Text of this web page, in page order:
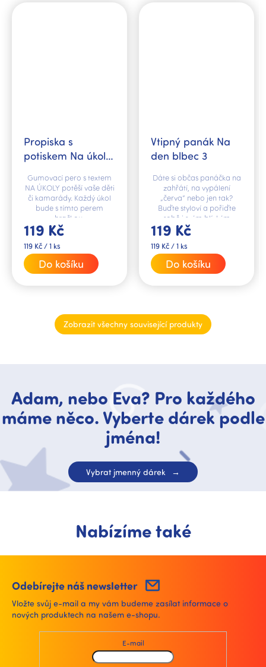
Propiska s
potiskem Na úkoly
119 Kč
Měrná
cena:
119 Kč / 1 ks
Do košíku
Gumovací pero s textem
NA ÚKOLY potěší vaše děti
či kamarády. Každý úkol
bude s tímto perem
hračkou.
Vtipný panák Na
den blbec 3
119 Kč
Měrná
cena:
119 Kč / 1 ks
Do košíku
Dáte si občas panáčka na
zahřátí, na vypálení
„červa“ nebo jen tak?
Buďte styloví a pořiďte
sobě i svým blízkým
panáka s vtipným textem
"Na den blbec".
Zobrazit všechny související produkty
Adam, nebo Eva? Pro každého
máme něco. Vyberte dárek podle
jména!
Vybrat jmenný dárek
Nabízíme také
Odebírejte náš newsletter
Vložte svůj e-mail a my vám budeme zasílat informace o
nových produktech na našem e-shopu.
E-mail